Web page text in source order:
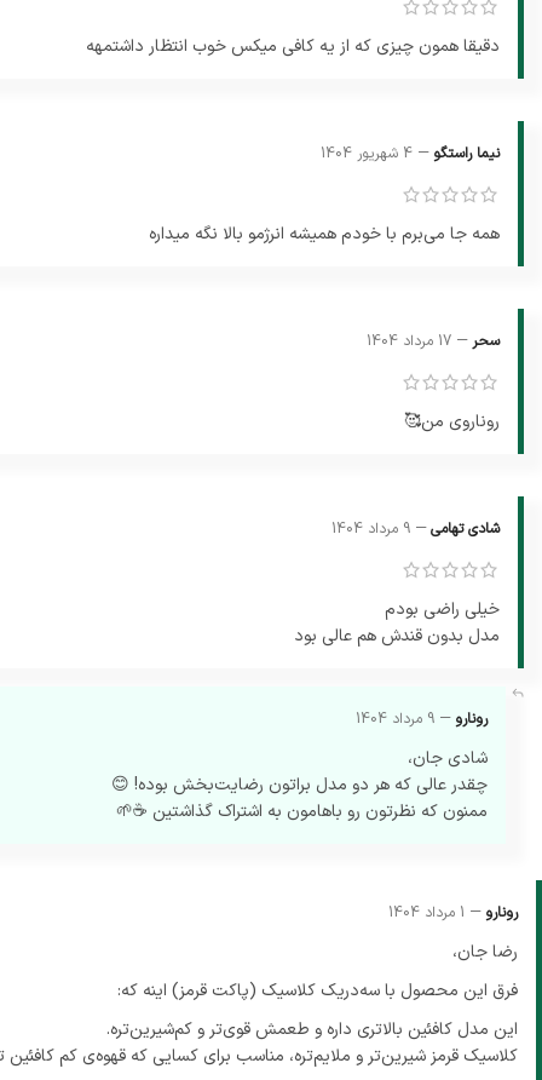
کالری نسکافه ۳*۱ چقدر است؟
کلام آخر
قهوه فوری۳*۱ برای مصرف روزانه، گزینه مناسبی است.
پودر قهوه، شکر و شیر را با یکدیگر ترکیب و آماده ارسال به مشتریان
آن برای تهیه پودر قهوه مرغوب و درجه یک استفاده می‌کند.
شما می‌توانید قهوه فوری ۳*۱ رونارو را در بسته‌بندی‌های سلفون ۲۰تایی و یا جعبه ۱۵تایی تهیه کنید.
دقیقا همون چیزی که از یه کافی میکس خوب انتظار داشتمهه
نیما راستگو– 4 شهریور 1404
همه جا می‌برم با خودم همیشه انرژمو بالا نگه میداره
سحر– 17 مرداد 1404
روناروی من🥰
شادی تهامی– 9 مرداد 1404
خیلی راضی بودم
مدل بدون قندش هم عالی بود
رونارو– 9 مرداد 1404
شادی جان،
چقدر عالی که هر دو مدل براتون رضایت‌بخش بوده! 😊
ممنون که نظرتون رو باهامون به اشتراک گذاشتین ☕️🌱
رونارو– 1 مرداد 1404
رضا جان،
فرق این محصول با سه‌در‌یک کلاسیک (پاکت قرمز) اینه که:
این مدل کافئین بالاتری داره و طعمش قوی‌تر و کم‌شیرین‌تره.
کلاسیک قرمز شیرین‌تر و ملایم‌تره، مناسب برای کسایی که قهوه‌ی کم